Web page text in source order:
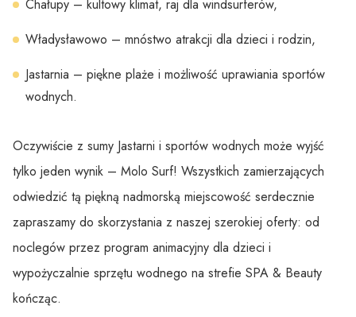
Chałupy – kultowy klimat, raj dla windsurferów,
Władysławowo – mnóstwo atrakcji dla dzieci i rodzin,
Jastarnia – piękne plaże i możliwość uprawiania sportów
wodnych.
Oczywiście z sumy Jastarni i sportów wodnych może wyjść
tylko jeden wynik – Molo Surf! Wszystkich zamierzających
odwiedzić tą piękną nadmorską miejscowość serdecznie
zapraszamy do skorzystania z naszej szerokiej oferty: od
noclegów przez program animacyjny dla dzieci i
wypożyczalnie sprzętu wodnego na strefie SPA & Beauty
kończąc.